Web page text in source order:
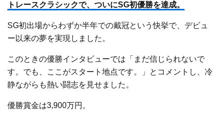
トレースクラシックで、ついにSG初優勝を達成。
SG初出場からわずか半年での戴冠という快挙で、デビュ
ー以来の夢を実現しました。
このときの優勝インタビューでは「まだ信じられないで
す。でも、ここがスタート地点です。」とコメントし、冷
静ながらも熱い闘志を見せました。
優勝賞金は3,900万円。